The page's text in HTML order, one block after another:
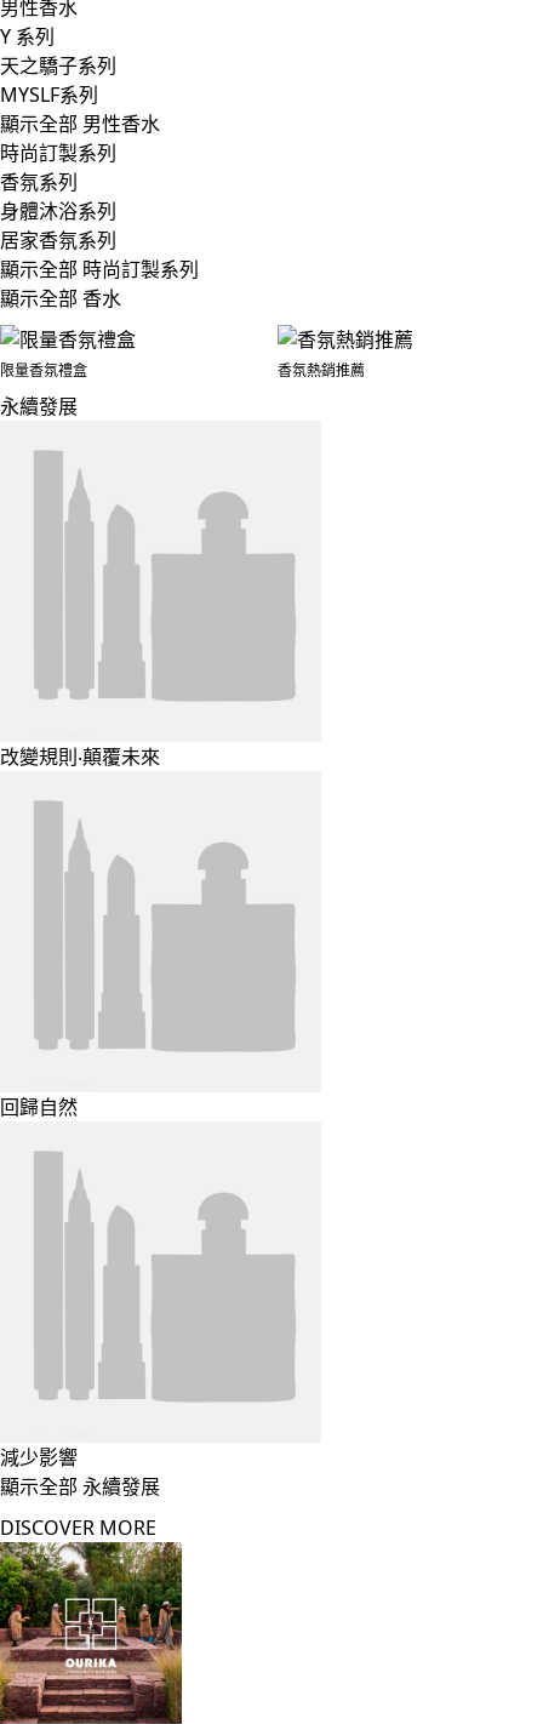
男性香水
Y 系列
天之驕子系列
MYSLF系列
顯示全部 男性香水
時尚訂製系列
香氛系列
身體沐浴系列
居家香氛系列
顯示全部 時尚訂製系列
顯示全部 香水
限量香氛禮盒 香氛熱銷推薦
永續發展
改變規則‧顛覆未來
回歸自然
減少影響
顯示全部 永續發展
DISCOVER MORE